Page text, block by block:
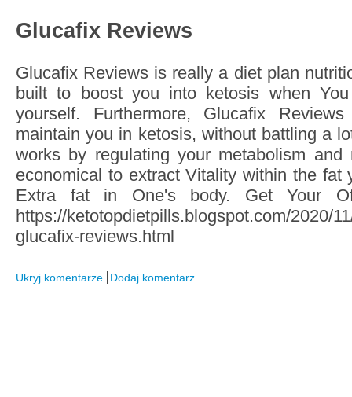
Glucafix Reviews
Glucafix Reviews is really a diet plan
built to boost you into ketosis when
yourself. Furthermore, Glucafix
maintain you in ketosis, without battling a
works by regulating your metabolism
economical to extract Vitality within the fat
Extra fat in One's body. Get Your
https://ketotopdietpills.blogspot.com/2020/
glucafix-reviews.html
Ukryj komentarze Dodaj komentarz